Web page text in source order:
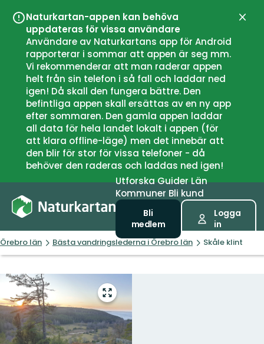
Naturkartan-appen kan behöva
uppdateras för vissa användare
Användare av Naturkartans app för Android
rapporterar i sommar att appen är seg mm.
Vi rekommenderar att man raderar appen
helt från sin telefon i så fall och laddar ned
igen! Då skall den fungera bättre. Den
befintliga appen skall ersättas av en ny app
efter sommaren. Den gamla appen laddar
all data för hela landet lokalt i appen (för
att klara offline-läge) men det innebär att
den blir för stor för vissa telefoner - då
behöver den raderas och laddas ned igen!
UtforskaGuiderLän
Kommuner Bli kund
Bli
medlem
Logga
in
Örebro län Bästa vandringslederna i Örebro län Skåle klint
Gå
till
helskärmsläge